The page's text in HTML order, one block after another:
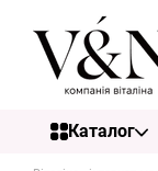
Перейти до
Каталог